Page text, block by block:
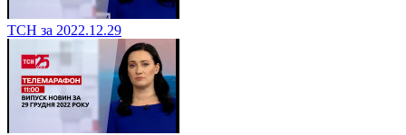
ТСН за 2022.12.29